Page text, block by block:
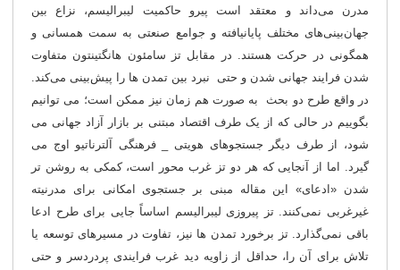
مدرن می‌داند و معتقد است پیرو حاکمیت لیبرالیسم، نزاع بین
جهان‌بینی‌های مختلف پایانیافته و جوامع صنعتی به سمت همسانی و
همگونی در حرکت هستند. در مقابل تز سامئون هانگتینتون متفاوت
شدن فرایند جهانی شدن و حتی نبرد بین تمدن ها را پیش‌بینی می‌کند.
در واقع طرح دو بحث به صورت هم زمان نیز ممکن است؛ می توانیم
بگوییم در حالی که از یک طرف اقتصاد مبتنی بر بازار آزاد جهانی می
شود، از طرف دیگر جستجوهای هویتی _ فرهنگی آلترناتیو اوج می
گیرد. اما از آنجایی که هر دو تز غرب محور است، کمکی به روشن تر
شدن «ادعای» این مقاله مبنی بر جستجوی امکانی برای مدرنیته
غیرغربی نمی‌کنند. تز پیروزی لیبرالیسم اساساً جایی برای طرح ادعا
باقی نمی‌گذارد. تز برخورد تمدن ها نیز، تفاوت در مسیرهای توسعه یا
تلاش برای آن را، حداقل از زاویه دید غرب فرایندی پردردسر و حتی